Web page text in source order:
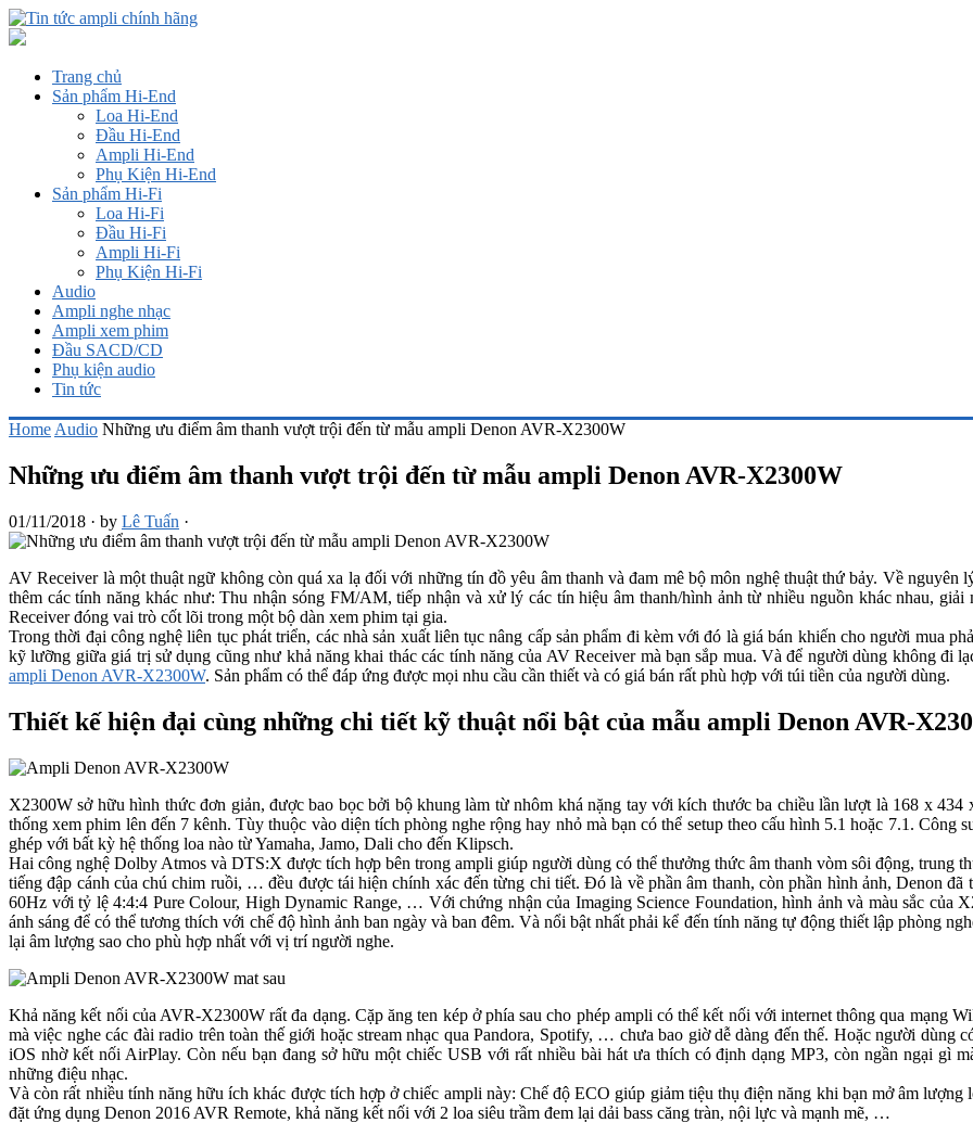
Trang chủ
Sản phẩm Hi-End
Loa Hi-End
Đầu Hi-End
Ampli Hi-End
Phụ Kiện Hi-End
Sản phẩm Hi-Fi
Loa Hi-Fi
Đầu Hi-Fi
Ampli Hi-Fi
Phụ Kiện Hi-Fi
Audio
Ampli nghe nhạc
Ampli xem phim
Đầu SACD/CD
Phụ kiện audio
Tin tức
Home Audio Những ưu điểm âm thanh vượt trội đến từ mẫu ampli Denon AVR-X2300W
Những ưu điểm âm thanh vượt trội đến từ mẫu ampli Denon AVR-X2300W
01/11/2018 · by Lê Tuấn ·
AV Receiver là một thuật ngữ không còn quá xa lạ đối với những tín đồ yêu âm thanh và đam mê bộ môn nghệ thuật thứ bảy. Về
thêm các tính năng khác như: Thu nhận sóng FM/AM, tiếp nhận và xử lý các tín hiệu âm thanh/hình ảnh từ nhiều nguồn khác nhau,
Receiver đóng vai trò cốt lõi trong một bộ dàn xem phim tại gia.
Trong thời đại công nghệ liên tục phát triển, các nhà sản xuất liên tục nâng cấp sản phẩm đi kèm với đó là giá bán khiến cho người mua
kỹ lưỡng giữa giá trị sử dụng cũng như khả năng khai thác các tính năng của AV Receiver mà bạn sắp mua. Và để người dùng không đi
ampli Denon AVR-X2300W. Sản phẩm có thể đáp ứng được mọi nhu cầu cần thiết và có giá bán rất phù hợp với túi tiền của người dùng.
Thiết kế hiện đại cùng những chi tiết kỹ thuật nổi bật của mẫu ampli Denon AVR-
X2300W sở hữu hình thức đơn giản, được bao bọc bởi bộ khung làm từ nhôm khá nặng tay với kích thước ba chiều lần lượt là 168 x
thống xem phim lên đến 7 kênh. Tùy thuộc vào diện tích phòng nghe rộng hay nhỏ mà bạn có thể setup theo cấu hình 5.1 hoặc 7.1.
ghép với bất kỳ hệ thống loa nào từ Yamaha, Jamo, Dali cho đến Klipsch.
Hai công nghệ Dolby Atmos và DTS:X được tích hợp bên trong ampli giúp người dùng có thể thưởng thức âm thanh vòm sôi động, trung
tiếng đập cánh của chú chim ruồi, … đều được tái hiện chính xác đến từng chi tiết. Đó là về phần âm thanh, còn phần hình ảnh, Denon
60Hz với tỷ lệ 4:4:4 Pure Colour, High Dynamic Range, … Với chứng nhận của Imaging Science Foundation, hình ảnh và màu sắc của
ánh sáng để có thể tương thích với chế độ hình ảnh ban ngày và ban đêm. Và nổi bật nhất phải kể đến tính năng tự động thiết lập phòng
lại âm lượng sao cho phù hợp nhất với vị trí người nghe.
Khả năng kết nối của AVR-X2300W rất đa dạng. Cặp ăng ten kép ở phía sau cho phép ampli có thể kết nối với internet thông qua mạng
mà việc nghe các đài radio trên toàn thế giới hoặc stream nhạc qua Pandora, Spotify, … chưa bao giờ dễ dàng đến thế. Hoặc người dùng
iOS nhờ kết nối AirPlay. Còn nếu bạn đang sở hữu một chiếc USB với rất nhiều bài hát ưa thích có định dạng MP3, còn ngần ngại gì
những điệu nhạc.
Và còn rất nhiều tính năng hữu ích khác được tích hợp ở chiếc ampli này: Chế độ ECO giúp giảm tiệu thụ điện năng khi bạn mở âm
đặt ứng dụng Denon 2016 AVR Remote, khả năng kết nối với 2 loa siêu trầm đem lại dải bass căng tràn, nội lực và mạnh mẽ, …